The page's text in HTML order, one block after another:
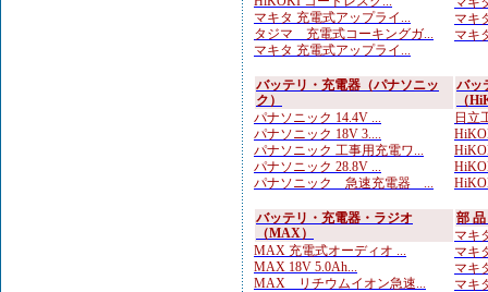
マキタ 充電式アップライ...
タジマ 充電式コーキングガ...
マキタ 充電式アップライ...
マキ
マキ
バッテリ・充電器（パナソニッ
ク）
パナソニック 14.4V ...
パナソニック 18V 3....
パナソニック 工事用充電ワ...
パナソニック 28.8V ...
パナソニック 急速充電器 ...
バッ
（
日立
バッテリ・充電器・ラジオ
（MAX）
MAX 充電式オーディオ ...
MAX 18V 5.0Ah...
MAX リチウムイオン急速...
部
マキ
マキ
マキ
マキ